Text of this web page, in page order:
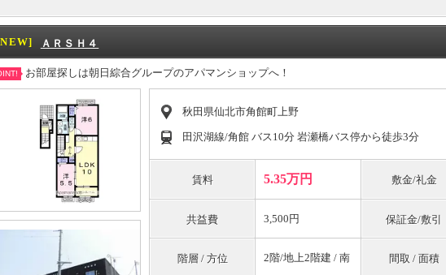
ＡＲＳＨ４
お部屋探しは朝日綜合グループのアパマンショップへ！
秋田県仙北市角館町上野
田沢湖線/角館 バス10分 岩瀬橋バス停から徒歩3分
賃料 5.35万円 敷金/礼金
共益費 3,500円 保証金/敷引
階層 / 方位 2階/地上2階建 / 南 間取 / 面積